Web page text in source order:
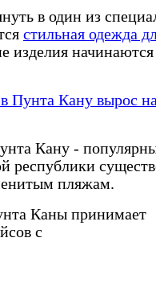
в один из
стильная одежда
изделия
Пунта Кану вырос
Кану -
республики
пляжам.
Каны принимает
с